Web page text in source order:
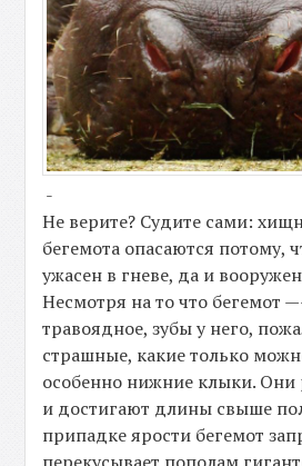
-
Не верите? Судите сами:
бегемота опасаются потому,
ужасен в гневе, да и
Несмотря на то что бегемот
травоядное, зубы у него,
страшные, какие только
особенно нижние клыки. Они
и достигают длины свыше
припадке ярости бегемот